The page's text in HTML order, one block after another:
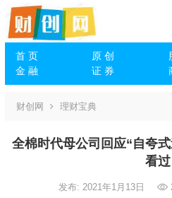
首 页 原 创
金 融
证 券
财创网 理财宝典
全棉时代母公司回应“自夸
看过
发布: 2021年1月13日